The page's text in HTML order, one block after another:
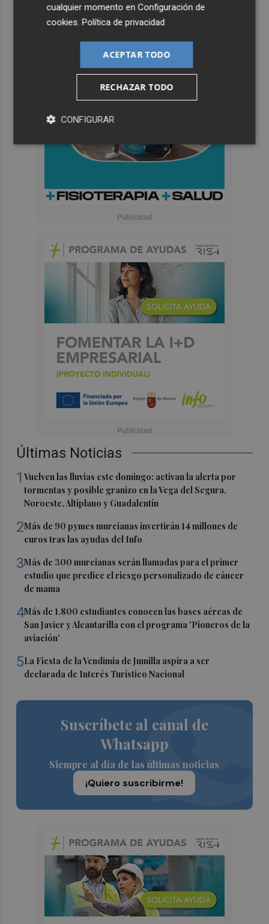
Últimas Noticias
1Vuelven las lluvias este domingo: activan la alerta por
tormentas y posible granizo en la Vega del Segura,
Noroeste, Altiplano y Guadalentín
2Más de 90 pymes murcianas invertirán 14 millones de
euros tras las ayudas del Info
3Más de 300 murcianas serán llamadas para el primer
estudio que predice el riesgo personalizado de cáncer
de mama
4Más de 1.800 estudiantes conocen las bases aéreas de
San Javier y Alcantarilla con el programa 'Pioneros de la
aviación'
5La Fiesta de la Vendimia de Jumilla aspira a ser
declarada de Interés Turístico Nacional
Suscríbete al canal de
Whatsapp
Siempre al día de las últimas noticias
¡Quiero suscribirme!
cualquier momento enConfiguración de
cookies.Política de privacidad
ACEPTAR TODO
RECHAZAR TODO
CONFIGURAR